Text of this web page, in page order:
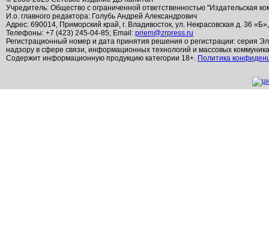
Учредитель: Общество с ограниченной ответственностью "Издательская
И.о. главного редактора: Голубь Андрей Александрович
Адрес: 690014, Приморский край, г. Владивосток, ул. Некрасовская д. 36
Телефоны: +7 (423) 245-04-85; Email: priem@zrpress.ru
Регистрационный номер и дата принятия решения о регистрации: серия
надзору в сфере связи, информационных технологий и массовых
Содержит информационную продукцию категории 18+. Политика